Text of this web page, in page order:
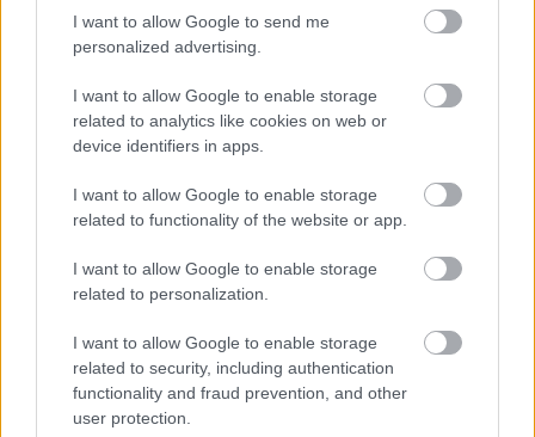
I want to allow Google to send me
personalized advertising.
I want to allow Google to enable storage
related to analytics like cookies on web or
device identifiers in apps.
I want to allow Google to enable storage
related to functionality of the website or app.
I want to allow Google to enable storage
related to personalization.
I want to allow Google to enable storage
related to security, including authentication
functionality and fraud prevention, and other
user protection.